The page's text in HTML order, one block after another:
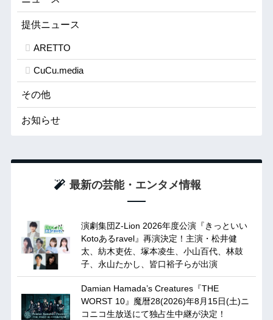
提供ニュース
ARETTO
CuCu.media
その他
お知らせ
最新の芸能・エンタメ情報
演劇集団Z-Lion 2026年度公演『きっといい
Kotoあるravel』再演決定！主演・松井健
太、紡木吏佐、塚本凌生、小山百代、林鼓
子、永山たかし、皆口裕子らが出演
Damian Hamada’s Creatures『THE
WORST 10』魔暦28(2026)年8月15日(土)ニ
コニコ生放送にて独占生中継が決定！